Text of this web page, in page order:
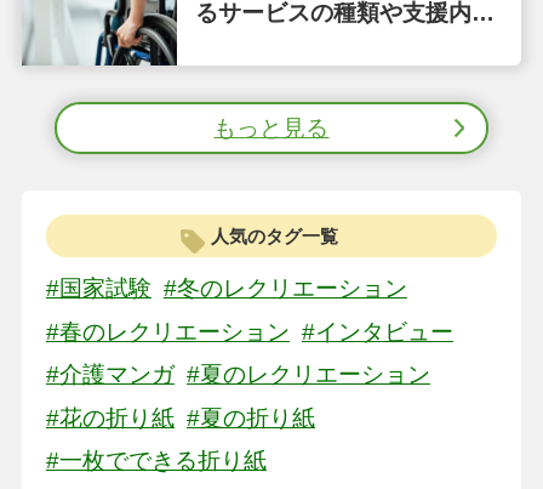
るサービスの種類や支援内容
もっと見る
人気のタグ一覧
#国家試験 #冬のレクリエーション
#春のレクリエーション #インタビュー
#介護マンガ #夏のレクリエーション
#花の折り紙 #夏の折り紙
#一枚でできる折り紙